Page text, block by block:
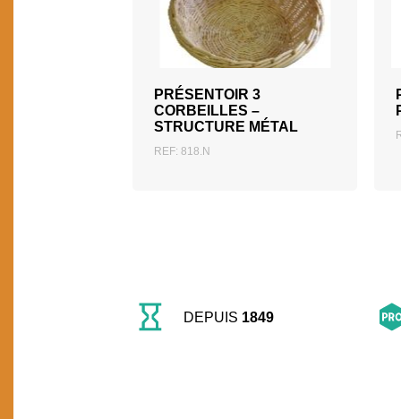
PRÉSENTOIR 3
CORBEILLES –
STRUCTURE MÉTAL
REF: 818.N
AJOUTER AU DEVIS
DEPUIS 1849